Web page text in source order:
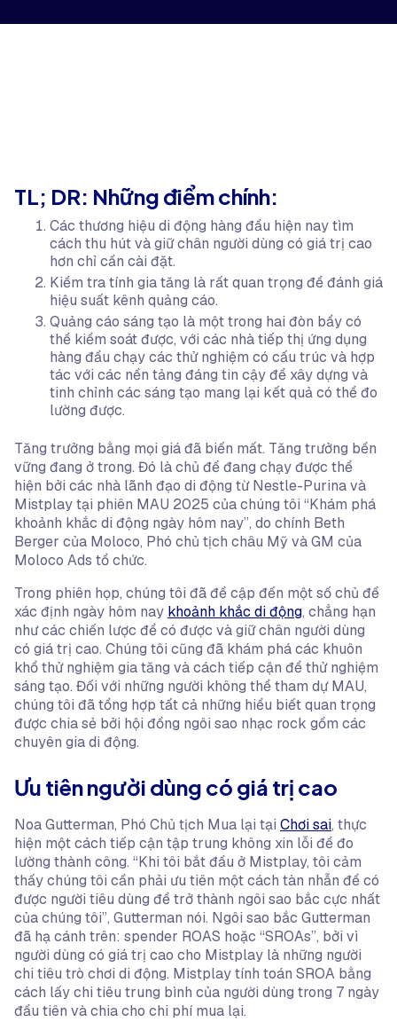
TL; DR: Những điểm chính:
Các thương hiệu di động hàng đầu hiện nay tìm
cách thu hút và giữ chân người dùng có giá trị cao
hơn chỉ cần cài đặt.
Kiểm tra tính gia tăng là rất quan trọng để đánh giá
hiệu suất kênh quảng cáo.
Quảng cáo sáng tạo là một trong hai đòn bẩy có
thể kiểm soát được, với các nhà tiếp thị ứng dụng
hàng đầu chạy các thử nghiệm có cấu trúc và hợp
tác với các nền tảng đáng tin cậy để xây dựng và
tinh chỉnh các sáng tạo mang lại kết quả có thể đo
lường được.
Tăng trưởng bằng mọi giá đã biến mất. Tăng trưởng bền
vững đang ở trong. Đó là chủ đề đang chạy được thể
hiện bởi các nhà lãnh đạo di động từ Nestle-Purina và
Mistplay tại phiên MAU 2025 của chúng tôi “Khám phá
khoảnh khắc di động ngày hôm nay”, do chính Beth
Berger của Moloco, Phó chủ tịch châu Mỹ và GM của
Moloco Ads tổ chức.
Trong phiên họp, chúng tôi đã đề cập đến một số chủ đề
xác định ngày hôm nay khoảnh khắc di động, chẳng hạn
như các chiến lược để có được và giữ chân người dùng
có giá trị cao. Chúng tôi cũng đã khám phá các khuôn
khổ thử nghiệm gia tăng và cách tiếp cận để thử nghiệm
sáng tạo. Đối với những người không thể tham dự MAU,
chúng tôi đã tổng hợp tất cả những hiểu biết quan trọng
được chia sẻ bởi hội đồng ngôi sao nhạc rock gồm các
chuyên gia di động.
Ưu tiên người dùng có giá trị cao
Noa Gutterman, Phó Chủ tịch Mua lại tại Chơi sai, thực
hiện một cách tiếp cận tập trung không xin lỗi để đo
lường thành công. “Khi tôi bắt đầu ở Mistplay, tôi cảm
thấy chúng tôi cần phải ưu tiên một cách tàn nhẫn để có
được người tiêu dùng để trở thành ngôi sao bắc cực nhất
của chúng tôi”, Gutterman nói. Ngôi sao bắc Gutterman
đã hạ cánh trên: spender ROAS hoặc “SROAs”, bởi vì
người dùng có giá trị cao cho Mistplay là những người
chi tiêu trò chơi di động. Mistplay tính toán SROA bằng
cách lấy chi tiêu trung bình của người dùng trong 7 ngày
đầu tiên và chia cho chi phí mua lại.